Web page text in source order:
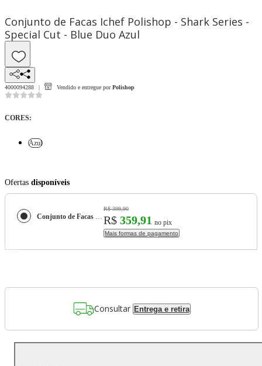
Conjunto de Facas Ichef Polishop - Shark Series -
Special Cut - Blue Duo Azul
4000094288 Vendido e entregue por Polishop
CORES:
Azul
Ofertas disponíveis
Conjunto de Facas Ichef Polishop - Shark Series - Special Cut - Blue Duo
R$ 399,90
R$ 359,91 no pix
Mais formas de pagamento
Consultar Entrega e retira